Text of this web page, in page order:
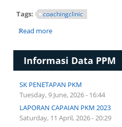
Tags: coachingclinic
Read more
Informasi Data PPM
SK PENETAPAN PKM
Tuesday, 9 June, 2026 - 16:44
LAPORAN CAPAIAN PKM 2023
Saturday, 11 April, 2026 - 20:29